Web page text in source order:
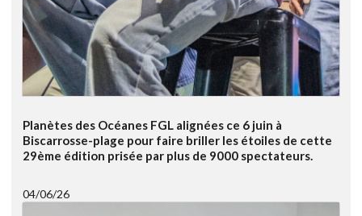
Planètes des Océanes FGL alignées ce 6 juin à
Biscarrosse-plage pour faire briller les étoiles de cette
29ème édition prisée par plus de 9000 spectateurs.
04/06/26